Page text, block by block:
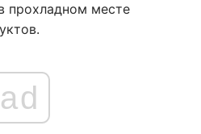
прохладном месте
ad